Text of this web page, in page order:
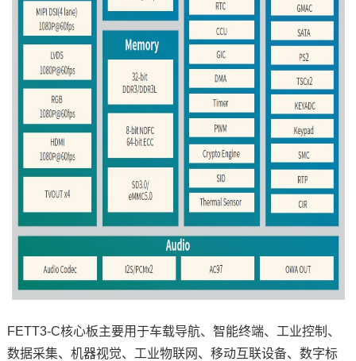
FETT3-C核心板主要用于车载导航、智能终端、工业控制、
数据采集、 机器视觉、 工业物联网 、移动互联设备、数字标